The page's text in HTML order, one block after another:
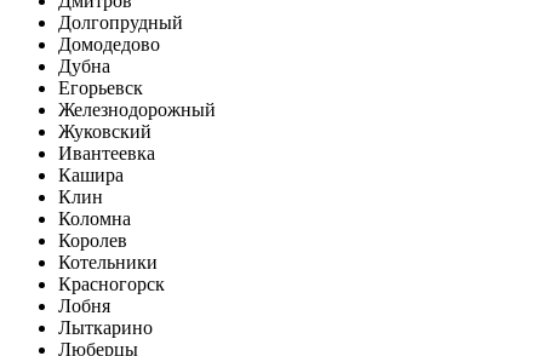
Долгопрудный
Домодедово
Дубна
Егорьевск
Железнодорожный
Жуковский
Ивантеевка
Кашира
Клин
Коломна
Королев
Котельники
Красногорск
Лобня
Лыткарино
Люберцы